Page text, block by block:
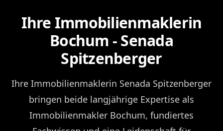
Ihre Immobilienmaklerin
Bochum - Senada
Spitzenberger
Ihre Immobilienmaklerin Senada Spitzenberger
bringen beide langjährige Expertise als
Immobilienmakler Bochum, fundiertes